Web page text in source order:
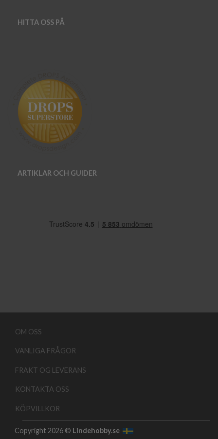
HITTA OSS PÅ
ARTIKLAR OCH GUIDER
OM OSS
VANLIGA FRÅGOR
FRAKT OG LEVERANS
KONTAKTA OSS
KÖPVILLKOR
Copyright 2026 © Lindehobby.se